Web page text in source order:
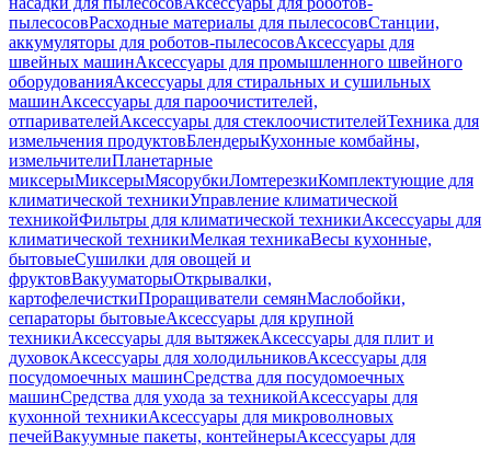
пылесосовРасходные материалы для пылесосовСтанции,
аккумуляторы для роботов-пылесосовАксессуары для
швейных машинАксессуары для промышленного швейного
оборудованияАксессуары для стиральных и сушильных
машинАксессуары для пароочистителей,
отпаривателейАксессуары для стеклоочистителейТехника для
измельчения продуктовБлендерыКухонные комбайны,
измельчителиПланетарные
миксерыМиксерыМясорубкиЛомтерезкиКомплектующие для
климатической техникиУправление климатической
техникойФильтры для климатической техникиАксессуары для
климатической техникиМелкая техникаВесы кухонные,
бытовыеСушилки для овощей и
фруктовВакууматорыОткрывалки,
картофелечисткиПроращиватели семянМаслобойки,
сепараторы бытовыеАксессуары для крупной
техникиАксессуары для вытяжекАксессуары для плит и
духовокАксессуары для холодильниковАксессуары для
посудомоечных машинСредства для посудомоечных
машинСредства для ухода за техникойАксессуары для
кухонной техникиАксессуары для микроволновых
печейВакуумные пакеты, контейнерыАксессуары для